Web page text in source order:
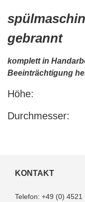
gebrannt
komplett in
Beeinträchtigung
Höhe:
Durchmesser:
KONTAKT
Telefon: +49 (0) 4521